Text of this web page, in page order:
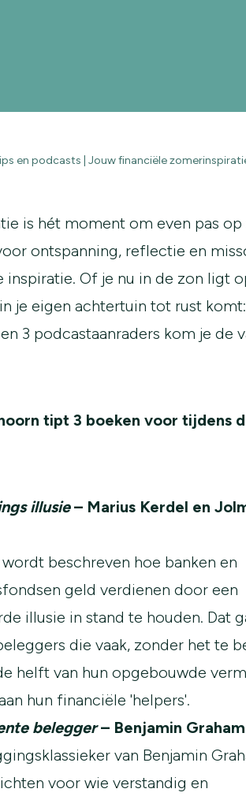
en podcasts | Jouw financiële
is hét moment om even pas op
ontspanning, reflectie en
inspiratie. Of je nu in de zon ligt
je eigen achtertuin tot rust
3 podcastaanraders kom je de
tipt 3 boeken voor tijdens
illusie– Marius Kerdel en
beschreven hoe banken en
geld verdienen door een
illusie in stand te houden. Dat
die vaak, zonder het te
helft van hun opgebouwde
hun financiële 'helpers'.
belegger– Benjamin Graham
van Benjamin
voor wie verstandig en